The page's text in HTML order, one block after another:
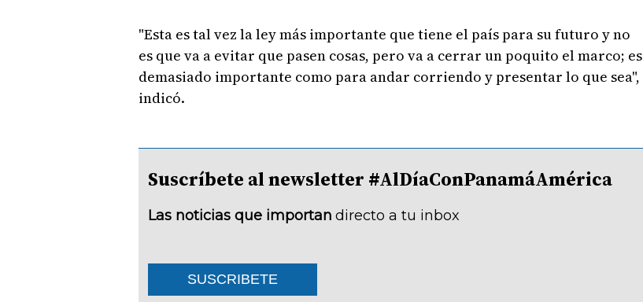
"Esta es tal vez la ley más importante que tiene el país para su futuro y no
es que va a evitar que pasen cosas, pero va a cerrar un poquito el marco; es
demasiado importante como para andar corriendo y presentar lo que sea",
indicó.
Suscríbete al newsletter #AlDíaConPanamáAmérica
Las noticias que importan directo a tu inbox
SUSCRIBETE